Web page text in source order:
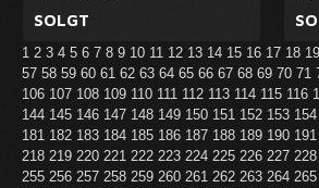
SOLGT
1 2 3 4 5 6 7 8 9 10 11 12 13 14 15 16 17 18 19
57 58 59 60 61 62 63 64 65 66 67 68 69 70 71
106 107 108 109 110 111 112 113 114 115 116
144 145 146 147 148 149 150 151 152 153 154
181 182 183 184 185 186 187 188 189 190 191
218 219 220 221 222 223 224 225 226 227 228
255 256 257 258 259 260 261 262 263 264 265